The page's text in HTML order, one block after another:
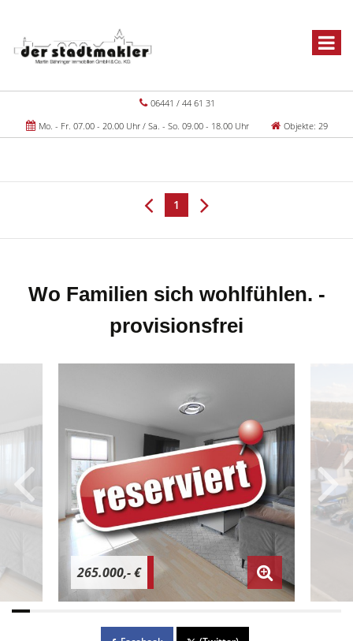
06441 / 44 61 31
Mo. - Fr. 07.00 - 20.00 Uhr / Sa. - So. 09.00 - 18.00 Uhr
Objekte: 29
1
Wo Familien sich wohlfühlen. -
provisionsfrei
265.000,- €